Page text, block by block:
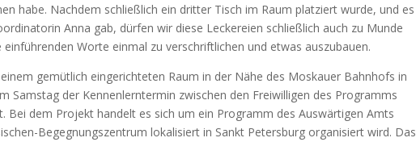
habe. Nachdem schließlich ein dritter Tisch im Raum platziert wurde, und es
Anna gab, dürfen wir diese Leckereien schließlich auch zu Munde
einführenden Worte einmal zu verschriftlichen und etwas auszubauen.
gemütlich eingerichteten Raum in der Nähe des Moskauer Bahnhofs in
Samstag der Kennenlerntermin zwischen den Freiwilligen des Programms
Bei dem Projekt handelt es sich um ein Programm des Auswärtigen Amts
Begegnungszentrum lokalisiert in Sankt Petersburg organisiert wird. Das